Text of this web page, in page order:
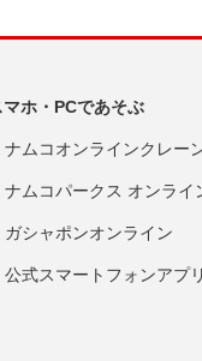
マホ・PCであそぶ
ナムコオンラインクレー
ナムコパークス オンライ
ガシャポンオンライン
公式スマートフォンアプリ